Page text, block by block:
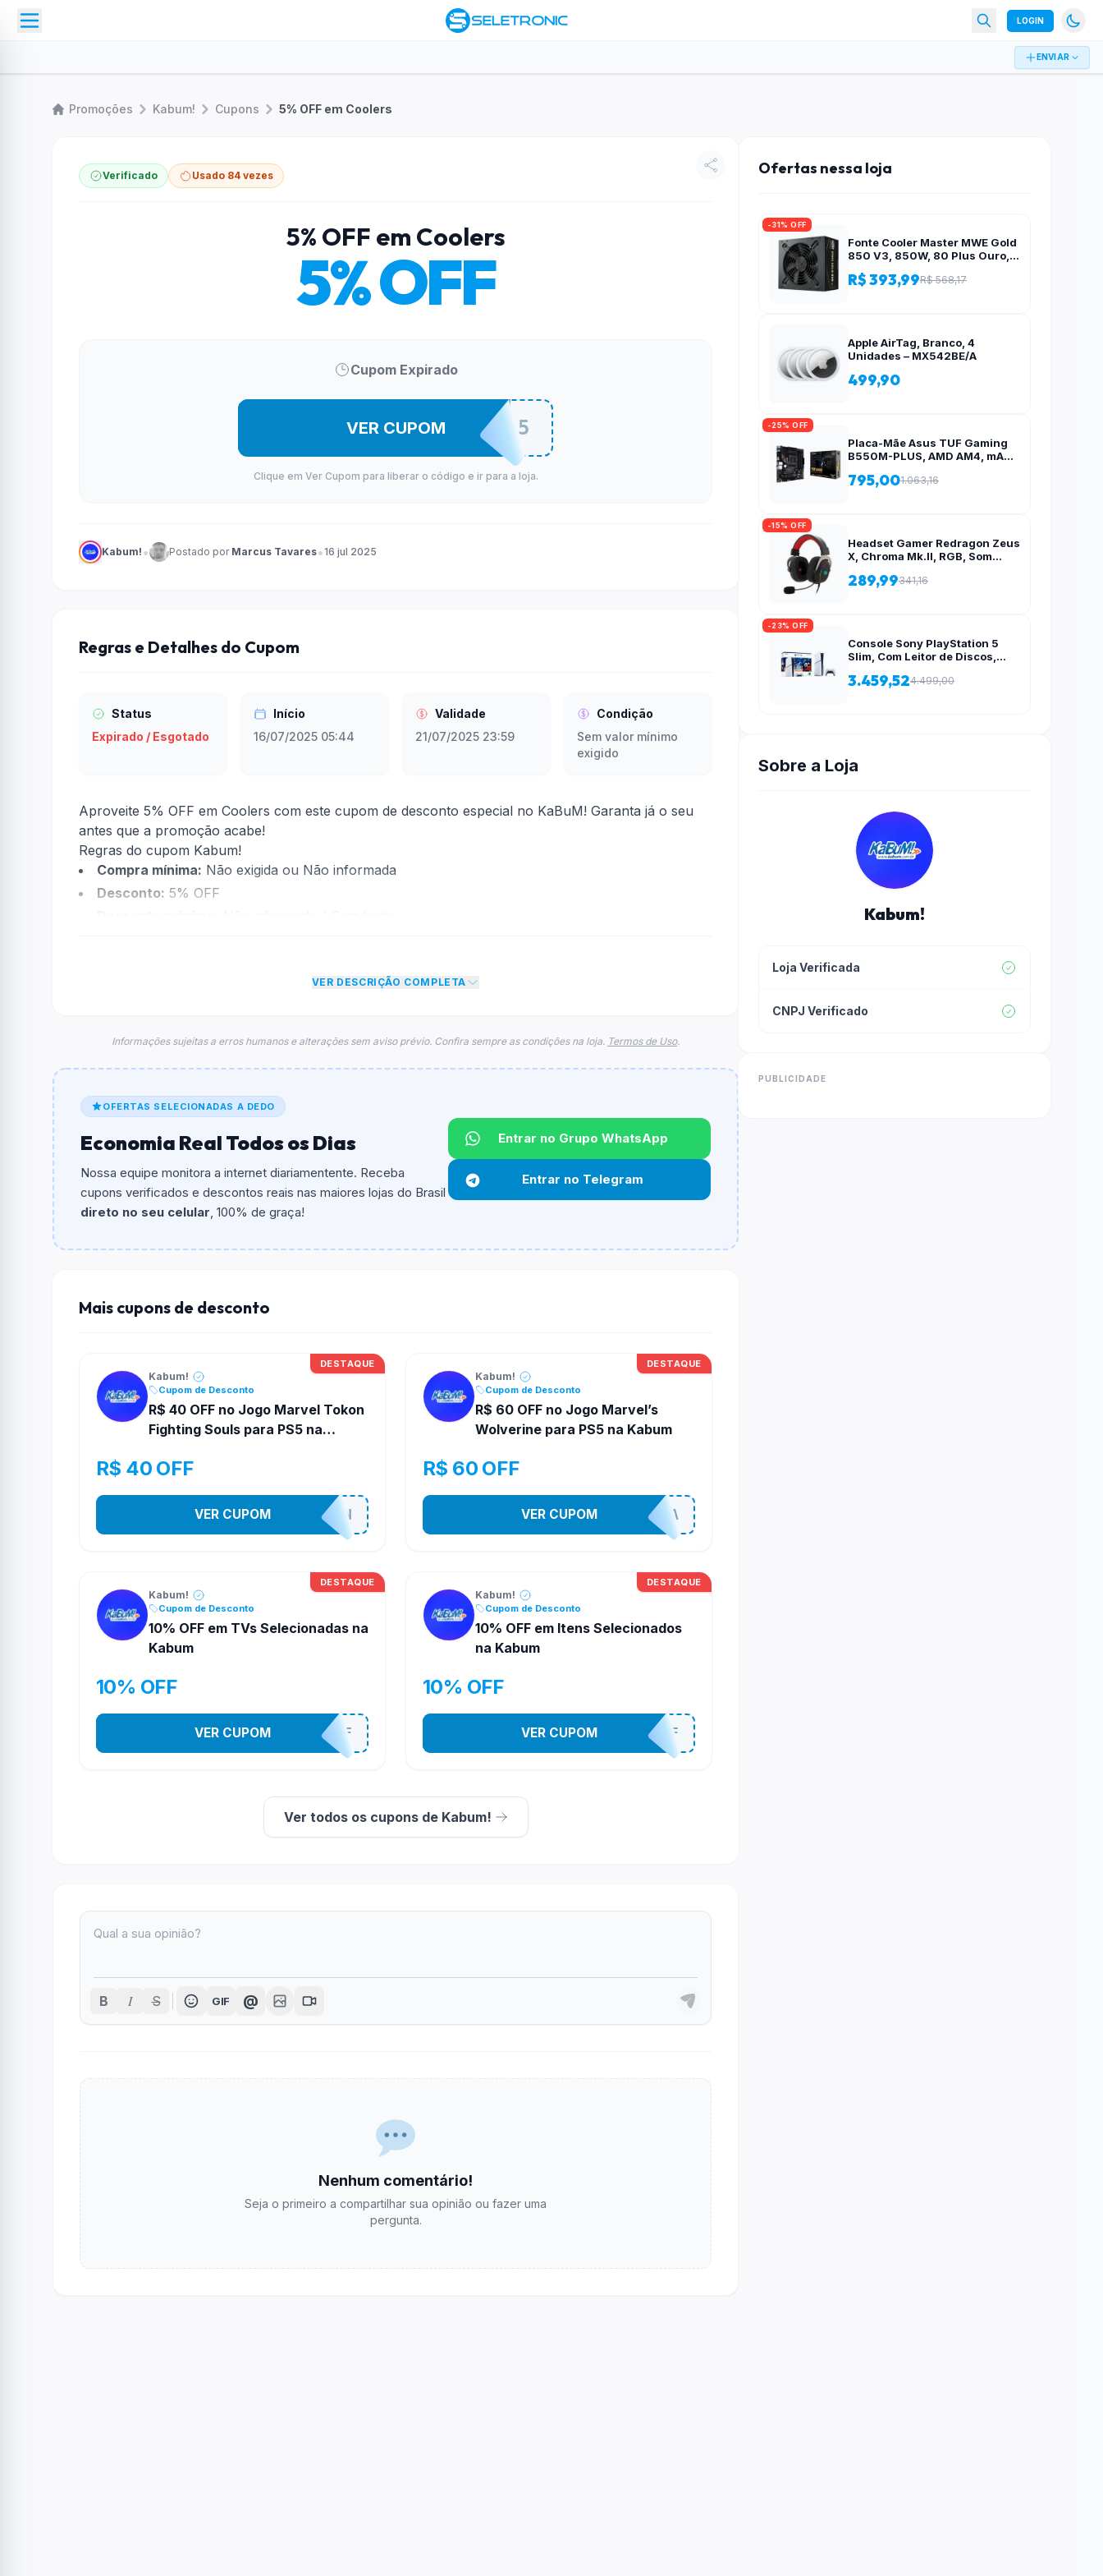
LOGIN
ENVIAR
Promoções Kabum! Cupons 5% OFF em Coolers
Verificado Usado 84 vezes
5% OFF em Coolers
5% OFF
Cupom Expirado
COOLER5
VER CUPOM
Clique em Ver Cupom para liberar o código e ir para a loja.
Kabum! • Postado por Marcus Tavares•16 jul 2025
Regras e Detalhes do Cupom
Status
Expirado / Esgotado
Início
16/07/2025 05:44
Validade
21/07/2025 23:59
Condição
Sem valor mínimo
exigido
Aproveite 5% OFF em Coolers com este cupom de desconto especial no KaBuM! Garanta já o seu
antes que a promoção acabe!
Regras do cupom Kabum!
Compra mínima: Não exigida ou Não informada
Desconto: 5% OFF
dará um desconto de 5% no total do carrinho, não foram econtradas
informações sobre restrição de teto máximo para esse cupom.
O cupom dá5% OFFem compras.
Qual é o valor minimo de compra?
O valor minimo de compra é Não exigido ou Não informado.
Qual é o desconto máximo?
Não informado ou sem limite.
Funciona em qualquer produto?
podem não aceitar cupons.
VER DESCRIÇÃO COMPLETA
Informações sujeitas a erros humanos e alterações sem aviso prévio. Confira sempre as condições na loja. Termos de Uso.
OFERTAS SELECIONADAS A DEDO
Economia Real Todos os Dias
Nossa equipe monitora a internet diariamentente. Receba
cupons verificados e descontos reais nas maiores lojas do Brasil
direto no seu celular, 100% de graça!
Entrar no Grupo WhatsApp
Entrar no Telegram
Mais cupons de desconto
DESTAQUE
Kabum!
Cupom de Desconto
R$ 40 OFF no Jogo Marvel Tokon
Fighting Souls para PS5 na
R$ 40 OFF
MARVELTOKON
VER CUPOM
DESTAQUE
Kabum!
Cupom de Desconto
R$ 60 OFF no Jogo Marvel’s
Wolverine para PS5 na Kabum
R$ 60 OFF
COMPRAJA
VER CUPOM
DESTAQUE
Kabum!
Cupom de Desconto
10% OFF em TVs Selecionadas na
Kabum
10% OFF
TV10OFF
VER CUPOM
DESTAQUE
Kabum!
Cupom de Desconto
10% OFF em Itens Selecionados
na Kabum
10% OFF
10OFF
VER CUPOM
Ver todos os cupons de Kabum!
B I S GIF @
Nenhum comentário!
Seja o primeiro a compartilhar sua opinião ou fazer uma
pergunta.
Ofertas nessa loja
-31% OFF
Fonte Cooler Master MWE Gold
850 V3, 850W, 80 Plus Ouro,
8506-ACAG-BBR
R$ 393,99R$ 568,17
Apple AirTag, Branco, 4
Unidades – MX542BE/A
499,90
-25% OFF
Placa-Mãe Asus TUF Gaming
B550M-PLUS, AMD AM4, mATX
– 90MB14A0-C1BAY0
795,001.063,16
-15% OFF
Headset Gamer Redragon Zeus
X, Chroma Mk.II, RGB, Som
USB, Preto e Vermelho – H510-
289,99341,16
-23% OFF
Console Sony PlayStation 5
Slim, Com Leitor de Discos,
DualSense + 2 Jogos –
3.459,524.499,00
Sobre a Loja
Kabum!
Loja Verificada
CNPJ Verificado
PUBLICIDADE